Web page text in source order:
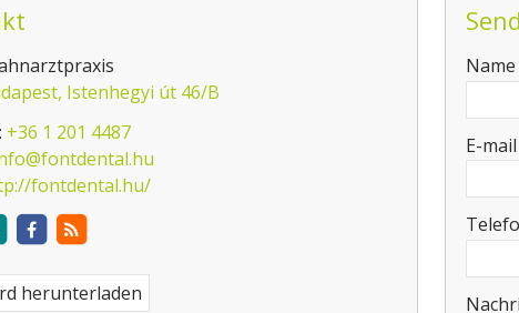
Istenhegyi út 46/B
+36 1 201 4487
fontdental.hu/
herunterladen
Name
E-mail